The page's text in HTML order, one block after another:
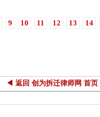
9 10 11 12 13 14
◀ 返回 创为拆迁律师网 首